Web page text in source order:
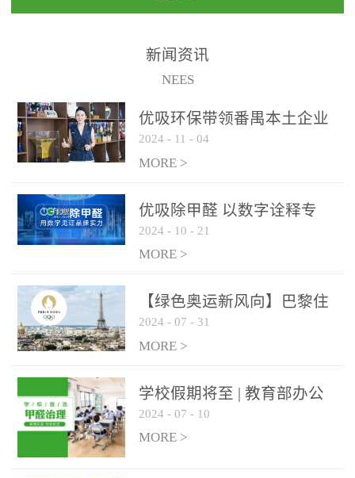
保施工日期：2020年1月珠
（及各出入境边防检查
新闻资讯
NEES
优吸环保带领番禺本​土企业
勇敢破局向“新”
2024 - 11 - 04
MORE >
优吸除甲醛 以数字诠释专
业，尽显除醛品牌实力！
2024 - 10 - 21
MORE >
【绿色奥运新风向】巴黎住
宿风波：优吸环保共建健康
绿色家居
2024 - 07 - 31
MORE >
学校假期将至 | 教育部办公
厅关于加强学校新建校舍室
内空气质量管理通知
2024 - 07 - 10
MORE >